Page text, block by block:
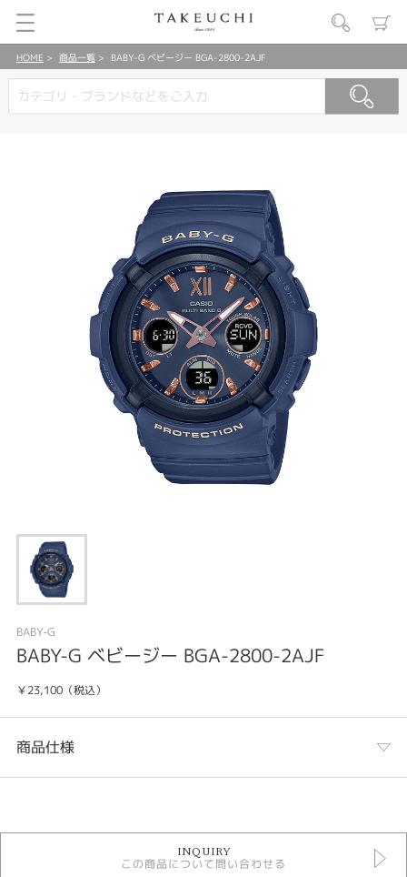
HOME 商品一覧 BABY-G ベビージー BGA-2800-2AJF
BABY-G
BABY-G ベビージー BGA-2800-2AJF
￥23,100（税込）
商品仕様
時計
INQUIRY
この商品について問い合わせる